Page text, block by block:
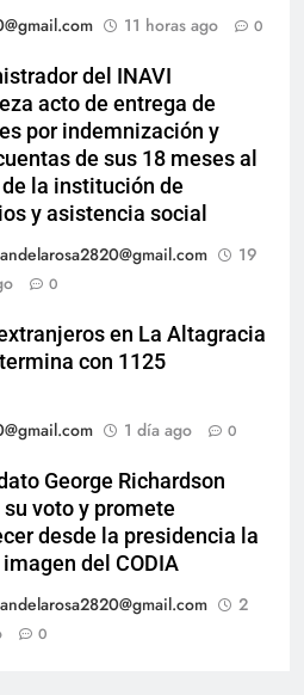
11 horas ago 0
del INAVI
acto de entrega de
por indemnización y
de sus 18 meses al
la institución de
y asistencia social
19
0
en La Altagracia
con 1125
1 día ago 0
George Richardson
voto y promete
desde la presidencia la
del CODIA
2
0